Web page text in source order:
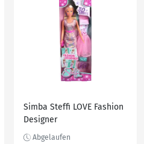
Simba Steffi LOVE Fashion
Designer